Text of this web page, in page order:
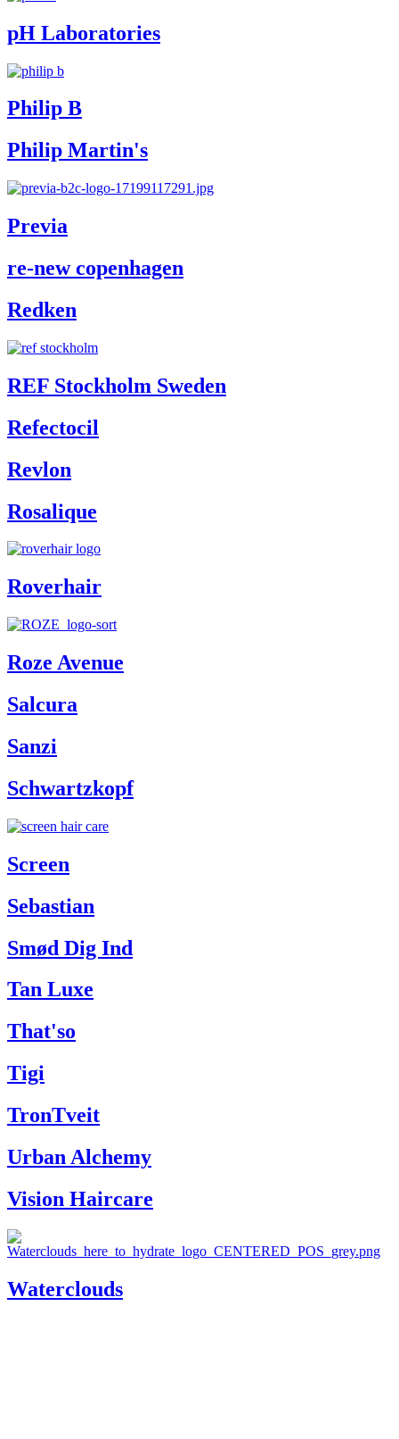
pH Laboratories
Philip B
Philip Martin's
Previa
re-new copenhagen
Redken
REF Stockholm Sweden
Refectocil
Revlon
Rosalique
Roverhair
Roze Avenue
Salcura
Sanzi
Schwartzkopf
Screen
Sebastian
Smød Dig Ind
Tan Luxe
That'so
Tigi
TronTveit
Urban Alchemy
Vision Haircare
Waterclouds